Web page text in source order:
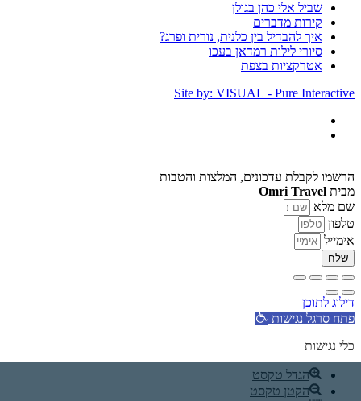
שביל אלי כהן בגולן
קירות מדברים
איך להבדיל בין כלנית, נורית ופרג?
סיורי לילות רמדאן בעכו
אטרקציות בצפת
Site by: VISUAL - Pure Interactive
הרשמו לקבלת עדכונים, המלצות והטבות
מביתOmri Travel
שם מלא
טלפון
אימייל
שלח
דילוג לתוכן
פתח סרגל נגישות
כלי נגישות
הגדל טקסט
הקטן טקסט